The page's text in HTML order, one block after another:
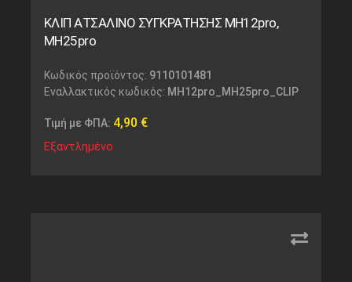
ΚΛΙΠ ΑΤΣΑΛΙΝΟ ΣΥΓΚΡΑΤΗΣΗΣ MH12pro,
MH25pro
Κωδικός προϊόντος: 9110101481
Εναλλακτικός κωδικός: MH12pro_MH25pro_CLIP
Τιμή με ΦΠΑ: 4,90 €
Εξαντλημένο